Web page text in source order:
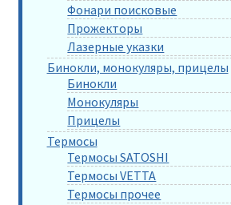
Фонари поисковые
Прожекторы
Лазерные указки
Бинокли, монокуляры, прицелы
Бинокли
Монокуляры
Прицелы
Термосы
Термосы SATOSHI
Термосы VETTA
Термосы прочее